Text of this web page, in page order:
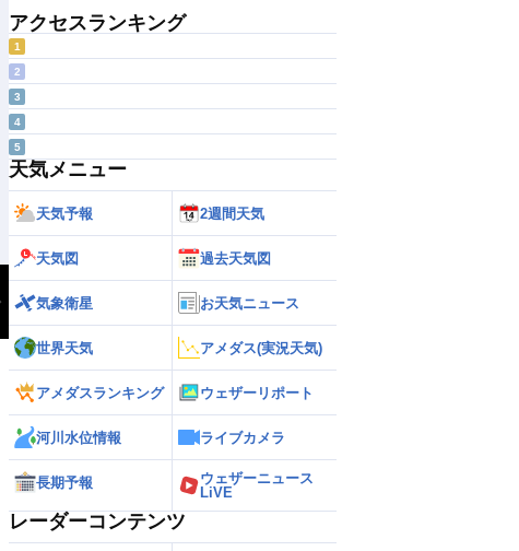
アクセスランキング
1
2
3
4
5
天気メニュー
天気予報 2週間天気
天気図 過去天気図
気象衛星 お天気ニュース
世界天気 アメダス(実況天気)
アメダスランキング ウェザーリポート
河川水位情報 ライブカメラ
長期予報
ウェザーニュース
LiVE
レーダーコンテンツ